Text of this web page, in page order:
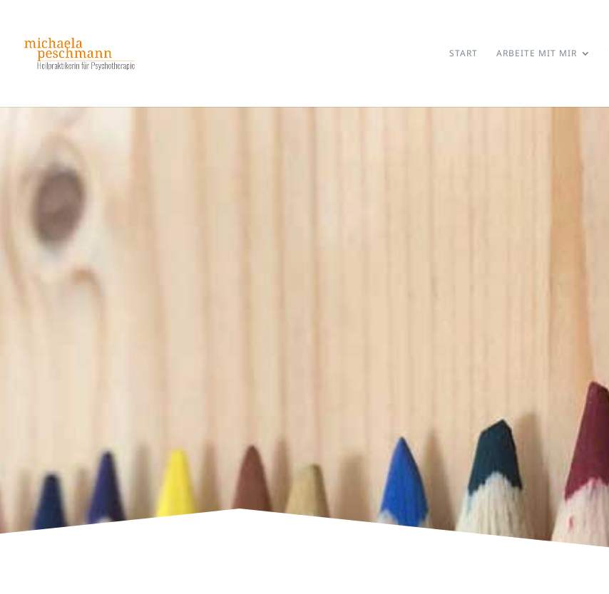
START ARBEITE MIT MIR